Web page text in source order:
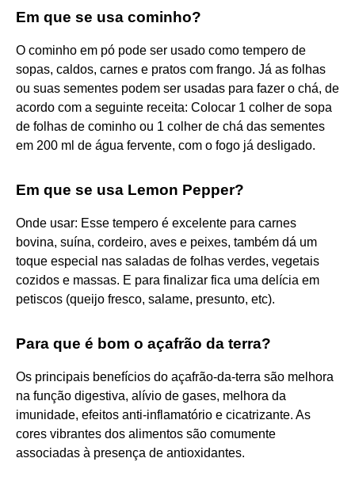
Em que se usa cominho?
O cominho em pó pode ser usado como tempero de
sopas, caldos, carnes e pratos com frango. Já as folhas
ou suas sementes podem ser usadas para fazer o chá, de
acordo com a seguinte receita: Colocar 1 colher de sopa
de folhas de cominho ou 1 colher de chá das sementes
em 200 ml de água fervente, com o fogo já desligado.
Em que se usa Lemon Pepper?
Onde usar: Esse tempero é excelente para carnes
bovina, suína, cordeiro, aves e peixes, também dá um
toque especial nas saladas de folhas verdes, vegetais
cozidos e massas. E para finalizar fica uma delícia em
petiscos (queijo fresco, salame, presunto, etc).
Para que é bom o açafrão da terra?
Os principais benefícios do açafrão-da-terra são melhora
na função digestiva, alívio de gases, melhora da
imunidade, efeitos anti-inflamatório e cicatrizante. As
cores vibrantes dos alimentos são comumente
associadas à presença de antioxidantes.